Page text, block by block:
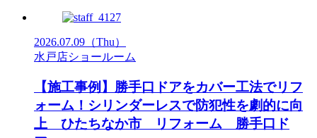
2026.07.09 （Thu）
水戸店ショールーム
【施工事例】勝手口ドアをカバー工法でリフ
ォーム！シリンダーレスで防犯性を劇的に向
上 ひたちなか市 リフォーム 勝手口ド